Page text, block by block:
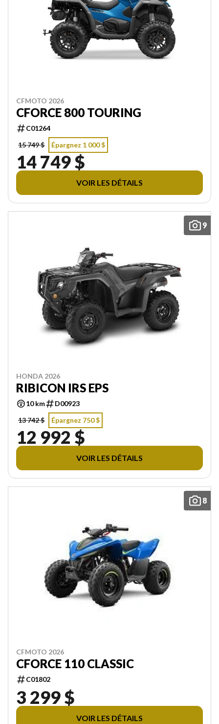
CFMOTO 2026
CFORCE 800 TOURING
C01264
15 749 $
Épargnez 1 000 $
14 749 $
VOIR LES DÉTAILS
9
HONDA 2026
RIBICON IRS EPS
10 km
D00923
13 742 $
Épargnez 750 $
12 992 $
VOIR LES DÉTAILS
8
CFMOTO 2026
CFORCE 110 CLASSIC
C01802
3 299 $
VOIR LES DÉTAILS